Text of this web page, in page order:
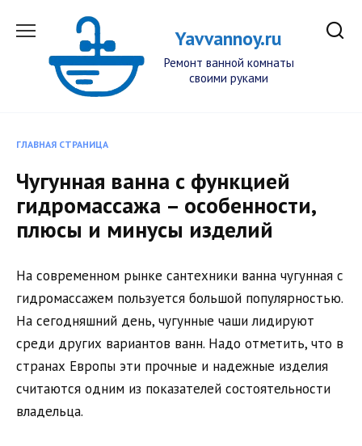
Yavvannoy.ru
Ремонт ванной комнаты
своими руками
ГЛАВНАЯ СТРАНИЦА
Чугунная ванна с функцией
гидромассажа – особенности,
плюсы и минусы изделий
На современном рынке сантехники ванна чугунная с
гидромассажем пользуется большой популярностью.
На сегодняшний день, чугунные чаши лидируют
среди других вариантов ванн. Надо отметить, что в
странах Европы эти прочные и надежные изделия
считаются одним из показателей состоятельности
владельца.